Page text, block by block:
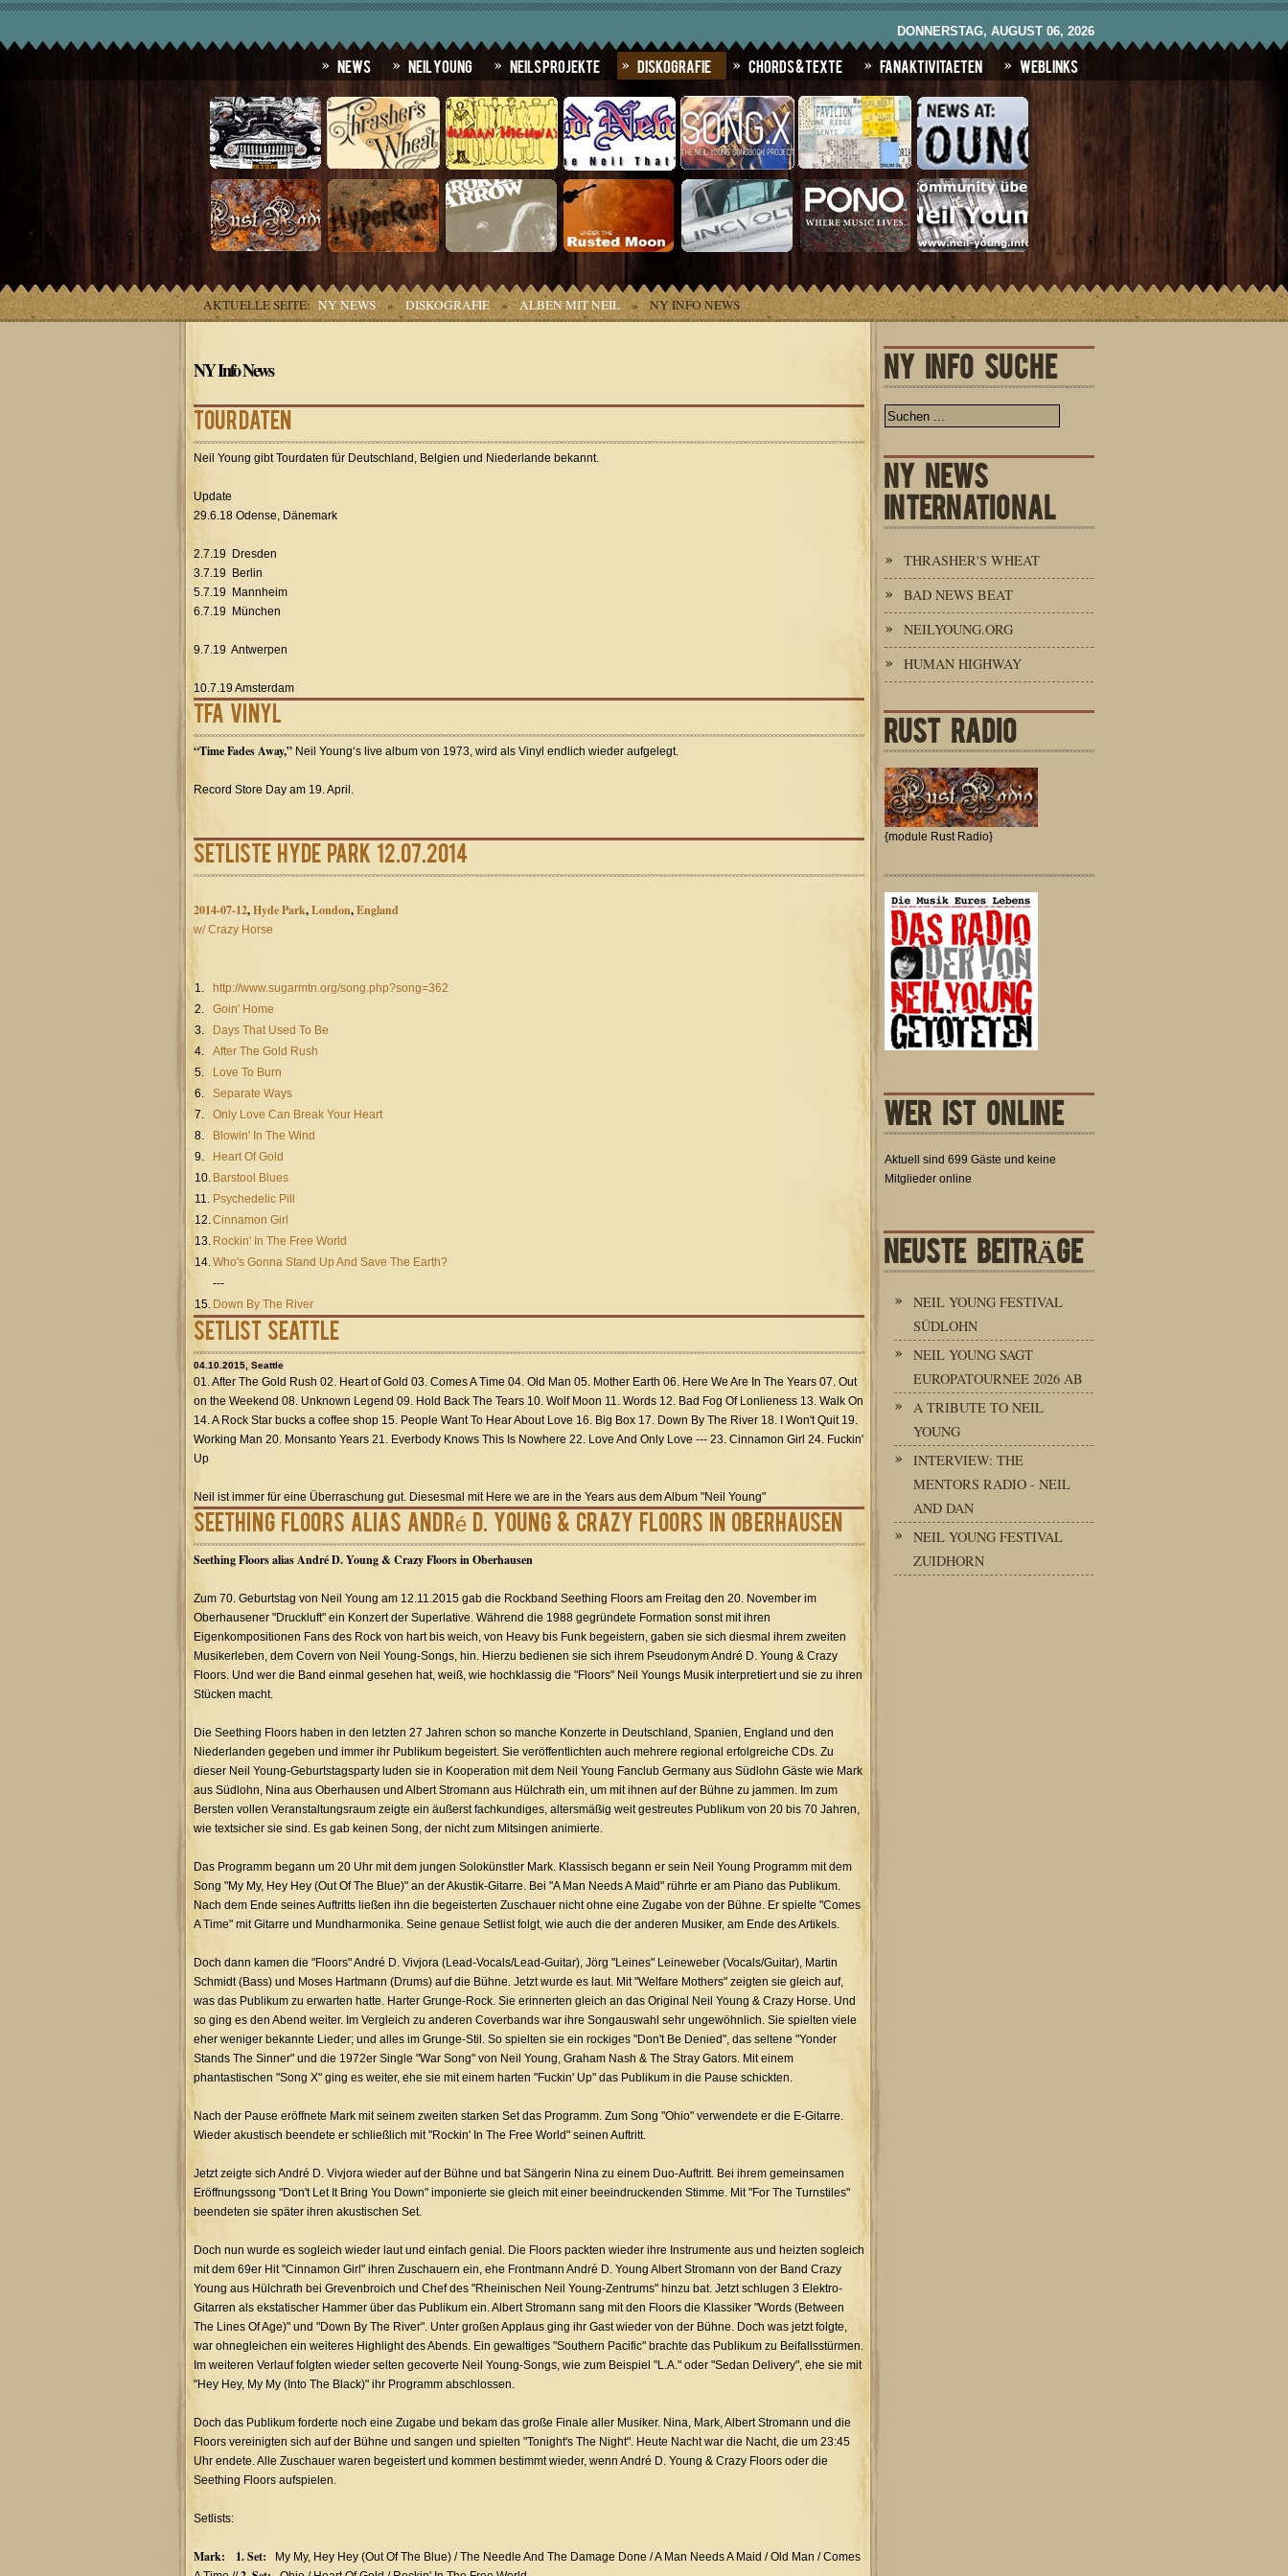
DONNERSTAG, AUGUST 06, 2026
News Neil Young Neils Projekte Diskografie Chords & Texte Fanaktivitaeten Weblinks
AKTUELLE SEITE: NY NEWS » DISKOGRAFIE » ALBEN MIT NEIL » NY INFO NEWS
NY Info News
Tourdaten
Neil Young gibt Tourdaten für Deutschland, Belgien und Niederlande bekannt.
Update
29.6.18 Odense, Dänemark
2.7.19 Dresden
3.7.19 Berlin
5.7.19 Mannheim
6.7.19 München
9.7.19 Antwerpen
10.7.19 Amsterdam
TFA vinyl
“Time Fades Away,” Neil Young‘s live album von 1973, wird als Vinyl endlich wieder aufgelegt.
Record Store Day am 19. April.
Setliste Hyde Park 12.07.2014
2014-07-12,Hyde Park,London,England
w/ Crazy Horse
1.
http://www.sugarmtn.org/song.php?song=362
2.
Goin' Home
3.
Days That Used To Be
4.
After The Gold Rush
5.
Love To Burn
6.
Separate Ways
7.
Only Love Can Break Your Heart
8.
Blowin' In The Wind
9.
Heart Of Gold
10. Barstool Blues
11. Psychedelic Pill
12.Cinnamon Girl
13. Rockin' In The Free World
14.Who's Gonna Stand Up And Save The Earth?
---
15. Down By The River
Setlist Seattle
04.10.2015, Seattle
01. After The Gold Rush 02. Heart of Gold 03. Comes A Time 04. Old Man 05. Mother Earth 06. Here We Are In The Years 07. Out
on the Weekend 08. Unknown Legend 09. Hold Back The Tears 10. Wolf Moon 11. Words 12. Bad Fog Of Lonlieness 13. Walk On
14. A Rock Star bucks a coffee shop 15. People Want To Hear About Love 16. Big Box 17. Down By The River 18. I Won't Quit 19.
Working Man 20. Monsanto Years 21. Everbody Knows This Is Nowhere 22. Love And Only Love --- 23. Cinnamon Girl 24. Fuckin'
Up
Neil ist immer für eine Überraschung gut. Diesesmal mit Here we are in the Years aus dem Album "Neil Young"
Seething Floors alias André D. Young & Crazy Floors in Oberhausen
Seething Floors alias André D. Young & Crazy Floors in Oberhausen
Zum 70. Geburtstag von Neil Young am 12.11.2015 gab die Rockband Seething Floors am Freitag den 20. November im
Oberhausener "Druckluft" ein Konzert der Superlative. Während die 1988 gegründete Formation sonst mit ihren
Eigenkompositionen Fans des Rock von hart bis weich, von Heavy bis Funk begeistern, gaben sie sich diesmal ihrem zweiten
Musikerleben, dem Covern von Neil Young-Songs, hin. Hierzu bedienen sie sich ihrem Pseudonym André D. Young & Crazy
Floors. Und wer die Band einmal gesehen hat, weiß, wie hochklassig die "Floors" Neil Youngs Musik interpretiert und sie zu ihren
Stücken macht.
Die Seething Floors haben in den letzten 27 Jahren schon so manche Konzerte in Deutschland, Spanien, England und den
Niederlanden gegeben und immer ihr Publikum begeistert. Sie veröffentlichten auch mehrere regional erfolgreiche CDs. Zu
dieser Neil Young-Geburtstagsparty luden sie in Kooperation mit dem Neil Young Fanclub Germany aus Südlohn Gäste wie Mark
aus Südlohn, Nina aus Oberhausen und Albert Stromann aus Hülchrath ein, um mit ihnen auf der Bühne zu jammen. Im zum
Bersten vollen Veranstaltungsraum zeigte ein äußerst fachkundiges, altersmäßig weit gestreutes Publikum von 20 bis 70 Jahren,
wie textsicher sie sind. Es gab keinen Song, der nicht zum Mitsingen animierte.
Das Programm begann um 20 Uhr mit dem jungen Solokünstler Mark. Klassisch begann er sein Neil Young Programm mit dem
Song "My My, Hey Hey (Out Of The Blue)" an der Akustik-Gitarre. Bei "A Man Needs A Maid" rührte er am Piano das Publikum.
Nach dem Ende seines Auftritts ließen ihn die begeisterten Zuschauer nicht ohne eine Zugabe von der Bühne. Er spielte "Comes
A Time" mit Gitarre und Mundharmonika. Seine genaue Setlist folgt, wie auch die der anderen Musiker, am Ende des Artikels.
Doch dann kamen die "Floors" André D. Vivjora (Lead-Vocals/Lead-Guitar), Jörg "Leines" Leineweber (Vocals/Guitar), Martin
Schmidt (Bass) und Moses Hartmann (Drums) auf die Bühne. Jetzt wurde es laut. Mit "Welfare Mothers" zeigten sie gleich auf,
was das Publikum zu erwarten hatte. Harter Grunge-Rock. Sie erinnerten gleich an das Original Neil Young & Crazy Horse. Und
so ging es den Abend weiter. Im Vergleich zu anderen Coverbands war ihre Songauswahl sehr ungewöhnlich. Sie spielten viele
eher weniger bekannte Lieder; und alles im Grunge-Stil. So spielten sie ein rockiges "Don't Be Denied", das seltene "Yonder
Stands The Sinner" und die 1972er Single "War Song" von Neil Young, Graham Nash & The Stray Gators. Mit einem
phantastischen "Song X" ging es weiter, ehe sie mit einem harten "Fuckin' Up" das Publikum in die Pause schickten.
Nach der Pause eröffnete Mark mit seinem zweiten starken Set das Programm. Zum Song "Ohio" verwendete er die E-Gitarre.
Wieder akustisch beendete er schließlich mit "Rockin' In The Free World" seinen Auftritt.
Jetzt zeigte sich André D. Vivjora wieder auf der Bühne und bat Sängerin Nina zu einem Duo-Auftritt. Bei ihrem gemeinsamen
Eröffnungssong "Don't Let It Bring You Down" imponierte sie gleich mit einer beeindruckenden Stimme. Mit "For The Turnstiles"
beendeten sie später ihren akustischen Set.
Doch nun wurde es sogleich wieder laut und einfach genial. Die Floors packten wieder ihre Instrumente aus und heizten sogleich
mit dem 69er Hit "Cinnamon Girl" ihren Zuschauern ein, ehe Frontmann André D. Young Albert Stromann von der Band Crazy
Young aus Hülchrath bei Grevenbroich und Chef des "Rheinischen Neil Young-Zentrums" hinzu bat. Jetzt schlugen 3 Elektro-
Gitarren als ekstatischer Hammer über das Publikum ein. Albert Stromann sang mit den Floors die Klassiker "Words (Between
The Lines Of Age)" und "Down By The River". Unter großen Applaus ging ihr Gast wieder von der Bühne. Doch was jetzt folgte,
war ohnegleichen ein weiteres Highlight des Abends. Ein gewaltiges "Southern Pacific" brachte das Publikum zu Beifallsstürmen.
Im weiteren Verlauf folgten wieder selten gecoverte Neil Young-Songs, wie zum Beispiel "L.A." oder "Sedan Delivery", ehe sie mit
"Hey Hey, My My (Into The Black)" ihr Programm abschlossen.
Doch das Publikum forderte noch eine Zugabe und bekam das große Finale aller Musiker. Nina, Mark, Albert Stromann und die
Floors vereinigten sich auf der Bühne und sangen und spielten "Tonight's The Night". Heute Nacht war die Nacht, die um 23:45
Uhr endete. Alle Zuschauer waren begeistert und kommen bestimmt wieder, wenn André D. Young & Crazy Floors oder die
Seething Floors aufspielen.
Setlists:
Mark: 1. Set: My My, Hey Hey (Out Of The Blue) / The Needle And The Damage Done / A Man Needs A Maid / Old Man / Comes
NY INFO SUCHE
NY NEWS
INTERNATIONAL
THRASHER'S WHEAT
BAD NEWS BEAT
NEILYOUNG.ORG
HUMAN HIGHWAY
RUST RADIO
{module Rust Radio}
WER IST ONLINE
Aktuell sind 699 Gäste und keine
Mitglieder online
NEUSTE BEITRÄGE
NEIL YOUNG FESTIVAL
SÜDLOHN
NEIL YOUNG SAGT
EUROPATOURNEE 2026 AB
A TRIBUTE TO NEIL
YOUNG
INTERVIEW: THE
MENTORS RADIO - NEIL
AND DAN
NEIL YOUNG FESTIVAL
ZUIDHORN